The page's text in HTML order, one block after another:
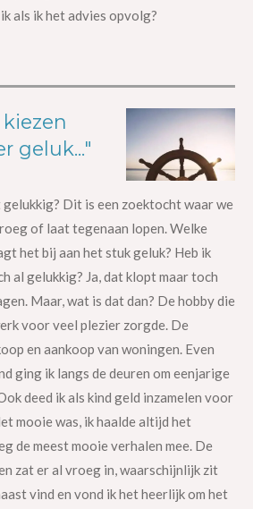
als ik het advies opvolg?
geluk..."
Dit is een zoektocht waar we
of laat tegenaan lopen. Welke
het bij aan het stuk geluk? Heb ik
al gelukkig? Ja, dat klopt maar toch
Maar, wat is dat dan? De hobby die
voor veel plezier zorgde. De
en aankoop van woningen. Even
ging ik langs de deuren om eenjarige
deed ik als kind geld inzamelen voor
mooie was, ik haalde altijd het
de meest mooie verhalen mee. De
zat er al vroeg in, waarschijnlijk zit
vind en vond ik het heerlijk om het